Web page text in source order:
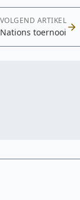
VOLGEND ARTIKEL
toernooi